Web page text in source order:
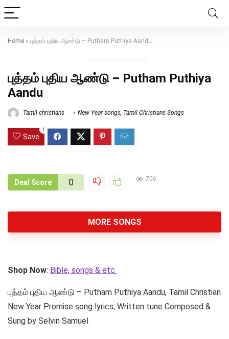
Home » புத்தம் புதிய ஆண்டு – Putham Puthiya Aandu
புத்தம் புதிய ஆண்டு – Putham Puthiya
Aandu
Tamil christians New Year songs, Tamil Christians Songs
Save
1
Deal Score 0 706
MORE SONGS
Shop Now: Bible, songs & etc
புத்தம் புதிய ஆண்டு – Putham Puthiya Aandu, Tamil Christian
New Year Promise song lyrics, Written tune Composed &
Sung by Selvin Samuel